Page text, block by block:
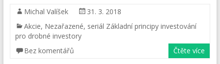
Michal Valíšek
31. 3. 2018
Akcie, Nezařazené, seriál Základní principy investování
pro drobné investory
Bez komentářů
Čtěte více